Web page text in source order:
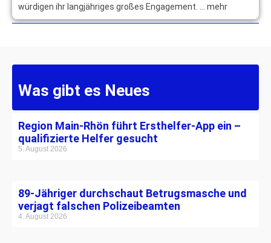
würdigen ihr langjähriges großes Engagement. … mehr
Was gibt es Neues
Region Main-Rhön führt Ersthelfer-App ein –
qualifizierte Helfer gesucht
5. August 2026
89-Jähriger durchschaut Betrugsmasche und
verjagt falschen Polizeibeamten
4. August 2026